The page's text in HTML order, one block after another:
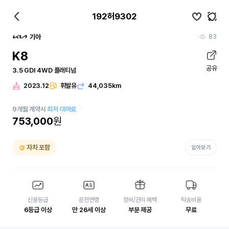
192허9302
기아 83
K8
3.5 GDI 4WD 플래티넘 공유
2023.12 휘발유 44,035km
9개월 계약시최저 대여료
753,000원
자차 포함 알아보기
신용등급
6등급 이상
운전연령
만 26세 이상
정비/관리 혜택
부분 제공
탁송비용
무료